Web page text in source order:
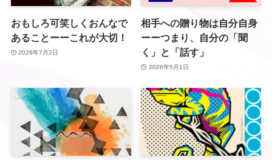
おもしろ可笑しくおんなで
あることーーこれが大切！
2026年7月2日
相手への贈り物は自分自身
ーーつまり、自分の「聞
く」と「話す」
2026年5月1日